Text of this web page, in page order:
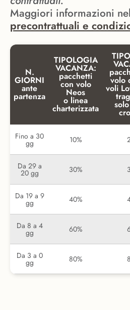
Maggiori informazioni
precontrattuali e
N.
GIORNI
ante
partenza
TIPOLOGIA
VACANZA:
pacchetti
con volo
Neos
o linea
charterizzata
volo
voli
Fino a 30
gg 10%
Da 29 a
20 gg 30%
Da 19 a 9
gg 40%
Da 8 a 4
gg 60%
Da 3 a 0
gg 80%